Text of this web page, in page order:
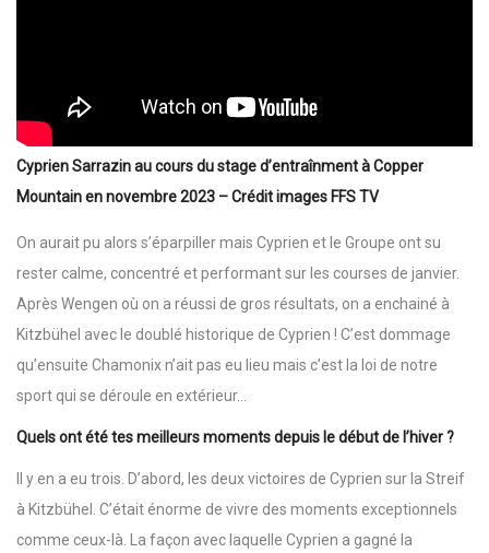
Cyprien Sarrazin au cours du stage d’entraînment à Copper
Mountain en novembre 2023 – Crédit images FFS TV
On aurait pu alors s’éparpiller mais Cyprien et le Groupe ont su
rester calme, concentré et performant sur les courses de janvier.
Après Wengen où on a réussi de gros résultats, on a enchainé à
Kitzbühel avec le doublé historique de Cyprien ! C’est dommage
qu’ensuite Chamonix n’ait pas eu lieu mais c’est la loi de notre
sport qui se déroule en extérieur…
Quels ont été tes meilleurs moments depuis le début de l’hiver ?
Il y en a eu trois. D’abord, les deux victoires de Cyprien sur la Streif
à Kitzbühel. C’était énorme de vivre des moments exceptionnels
comme ceux-là. La façon avec laquelle Cyprien a gagné la